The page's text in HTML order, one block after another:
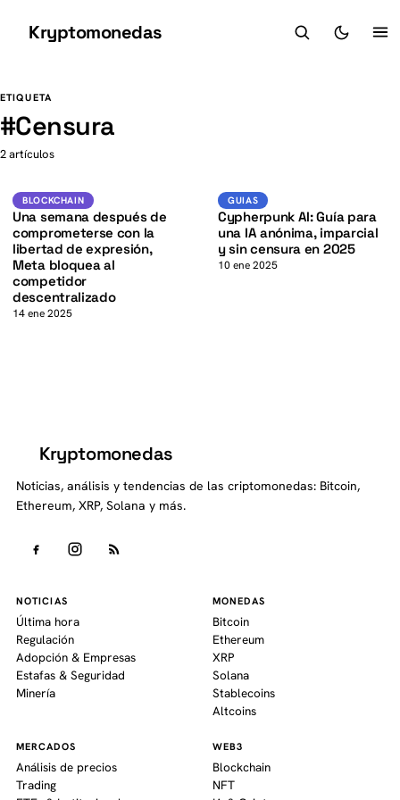
Kryptomonedas
ETIQUETA
#Censura
2 artículos
Blockchain
K
BLOCKCHAIN
Una semana después de
comprometerse con la
libertad de expresión,
Meta bloquea al
competidor
descentralizado
14 ene 2025
GUIAS
Cypherpunk AI: Guía para
una IA anónima, imparcial
y sin censura en 2025
10 ene 2025
Kryptomonedas
Noticias, análisis y tendencias de las criptomonedas: Bitcoin,
Ethereum, XRP, Solana y más.
NOTICIAS
Última hora
Regulación
Adopción & Empresas
Estafas & Seguridad
Minería
MONEDAS
Bitcoin
Ethereum
XRP
Solana
Stablecoins
Altcoins
MERCADOS
Análisis de precios
Trading
WEB3
Blockchain
NFT